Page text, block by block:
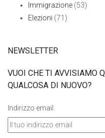
Immigrazione (53)
Elezioni (71)
NEWSLETTER
VUOI CHE TI AVVISIAMO
QUALCOSA DI NUOVO?
Indirizzo email: